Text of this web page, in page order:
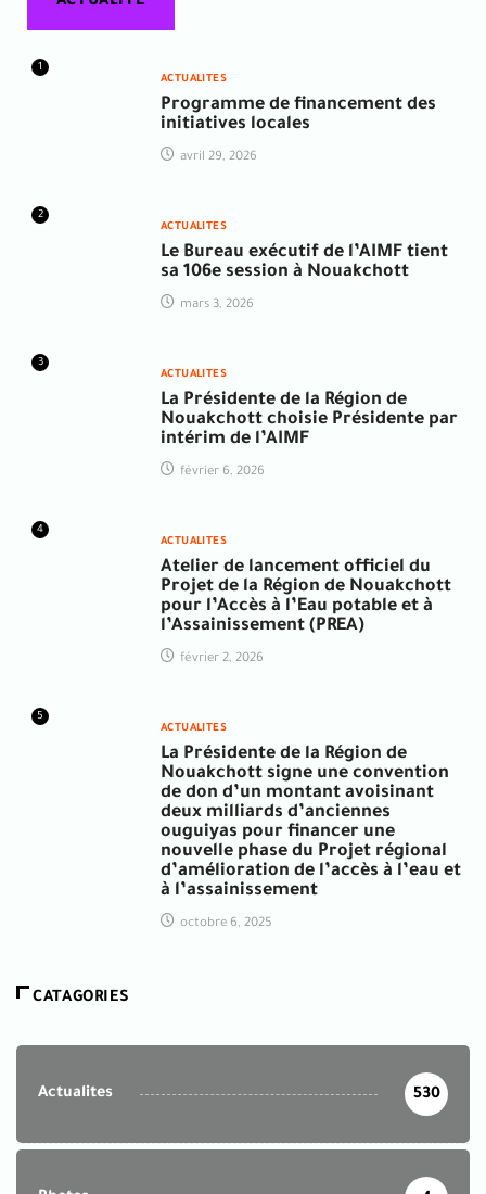
1
ACTUALITES
Programme de financement des
initiatives locales
avril 29, 2026
2
ACTUALITES
Le Bureau exécutif de l’AIMF tient
sa 106e session à Nouakchott
mars 3, 2026
3
ACTUALITES
La Présidente de la Région de
Nouakchott choisie Présidente par
intérim de l’AIMF
février 6, 2026
4
ACTUALITES
Atelier de lancement officiel du
Projet de la Région de Nouakchott
pour l’Accès à l’Eau potable et à
l’Assainissement (PREA)
février 2, 2026
5
ACTUALITES
La Présidente de la Région de
Nouakchott signe une convention
de don d’un montant avoisinant
deux milliards d’anciennes
ouguiyas pour financer une
nouvelle phase du Projet régional
d’amélioration de l’accès à l’eau et
à l’assainissement
octobre 6, 2025
CATAGORIES
Actualites 530